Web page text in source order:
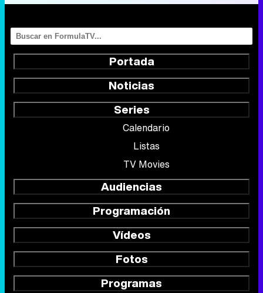
Portada
Noticias
Series
Calendario
Listas
TV Movies
Audiencias
Programación
Vídeos
Fotos
Programas